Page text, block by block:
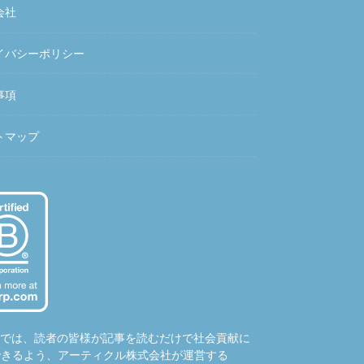
社
バシーポリシー
項
マップ
は、読者の皆様が記事を読むだけで社会貢献に
るよう、アーティクル株式会社が運営する